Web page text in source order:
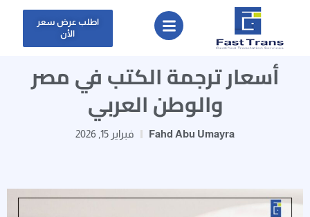
اطلب عرض سعر
الأن
أسعار ترجمة الكتب في مصر
والوطن العربي
Fahd Abu Umayra فبراير 15, 2026